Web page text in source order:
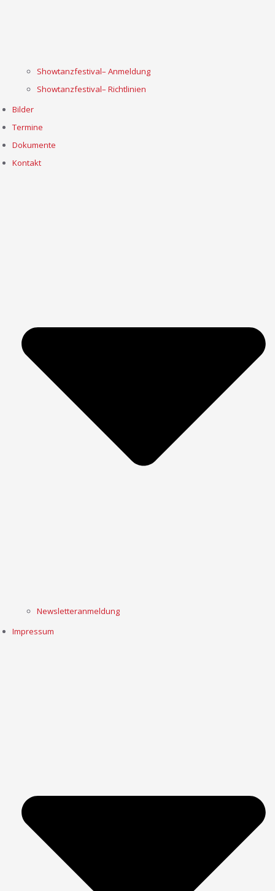
Showtanzfestival– Anmeldung
Showtanzfestival– Richtlinien
Bilder
Termine
Dokumente
Kontakt
Newsletteranmeldung
Impressum